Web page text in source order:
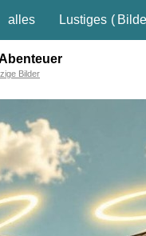
alles Lustiges (
Bilder